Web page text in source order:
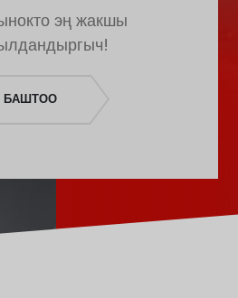
эң жакшы
БАШТОО